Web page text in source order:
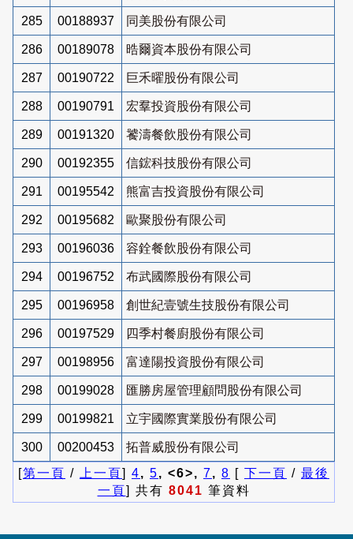
285 00188937 同美股份有限公司
286 00189078 晧爾資本股份有限公司
287 00190722 巨禾曜股份有限公司
288 00190791 宏羣投資股份有限公司
289 00191320 饕濤餐飲股份有限公司
290 00192355 信鋐科技股份有限公司
291 00195542 熊富吉投資股份有限公司
292 00195682 歐聚股份有限公司
293 00196036 容銓餐飲股份有限公司
294 00196752 布武國際股份有限公司
295 00196958 創世紀壹號生技股份有限公司
296 00197529 四季村餐廚股份有限公司
297 00198956 富達陽投資股份有限公司
298 00199028 匯勝房屋管理顧問股份有限公司
299 00199821 立宇國際實業股份有限公司
300 00200453
拓普威股份有限公司
[第一頁 / 上一頁] 4, 5, <6>, 7, 8 [ 下一頁 / 最後
一頁] 共有 8041 筆資料